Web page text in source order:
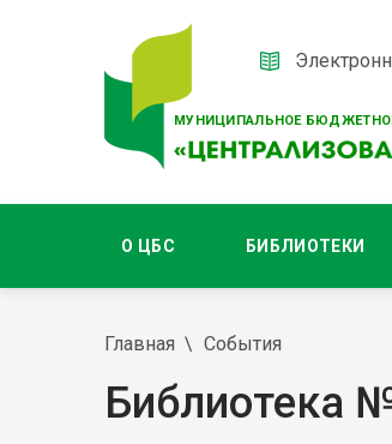
МУНИЦИПАЛЬНОЕ
О ЦБС БИБЛИОТЕКИ
Главная События
Библиотека